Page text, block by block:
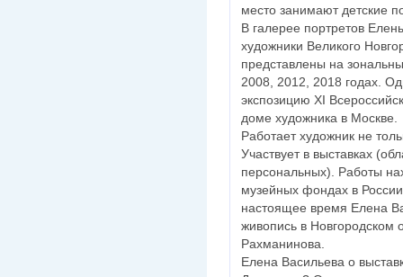
место занимают детские
В галерее портретов
художники Великого
представлены на
2008, 2012, 2018 годах.
экспозицию XI
доме художника в Москве.
Работает художник не
Участвует в выставках
персональных). Работы
музейных фондах в
настоящее время Елена
живопись в Новгородском
Рахманинова.
Елена Васильева о